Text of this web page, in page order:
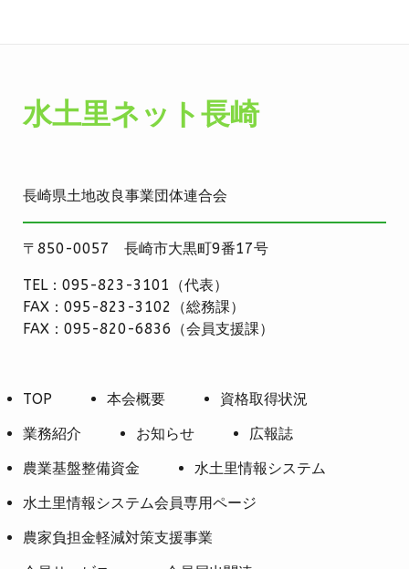
水土里ネット長崎
長崎県土地改良事業団体連合会
〒850-0057 長崎市大黒町9番17号
TEL：095-823-3101（代表）
FAX：095-823-3102（総務課）
FAX：095-820-6836（会員支援課）
TOP 本会概要
資格取得状況
業務紹介
お知らせ
広報誌
農業基盤整備資金
水土里情報システム
水土里情報システム会員専用ページ
農家負担金軽減対策支援事業